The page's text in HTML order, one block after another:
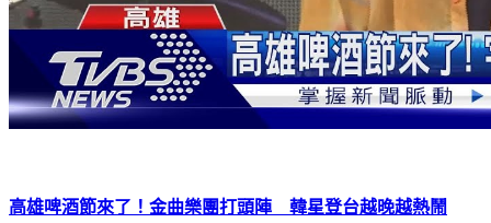
高雄啤酒節來了！金曲樂團打頭陣 韓星登台越晚越熱鬧